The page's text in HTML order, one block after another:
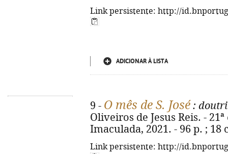
Link persistente: http://
ADICIONAR À LISTA
9 - O mês de S. José :
Oliveiros de Jesus Reis. -
Imaculada, 2021. - 96 p. ; 18
Link persistente: http://